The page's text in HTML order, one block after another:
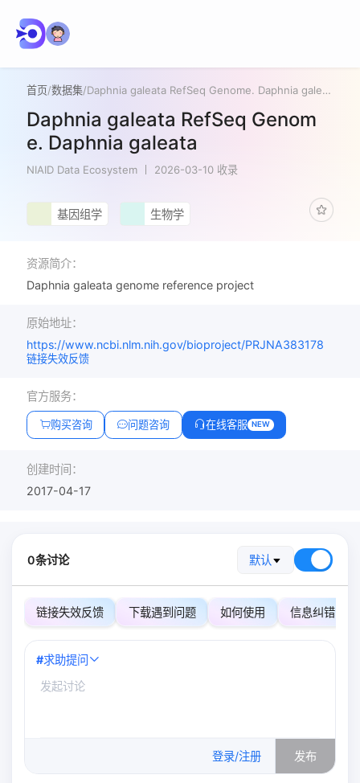
首页/数据集/ Daphnia galeata RefSeq Genome. Daphnia galeata
Daphnia galeata RefSeq Genom
e. Daphnia galeata
NIAID Data Ecosystem 2026-03-10 收录
基因组学 生物学
资源简介：
Daphnia galeata genome reference project
原始地址：
https://www.ncbi.nlm.nih.gov/bioproject/PRJNA383178
链接失效反馈
官方服务：
购买咨询 问题咨询 在线客服 NEW
创建时间：
2017-04-17
0条讨论 默认
链接失效反馈 下载遇到问题 如何使用 信息纠错
#求助提问
登录/注册 发布